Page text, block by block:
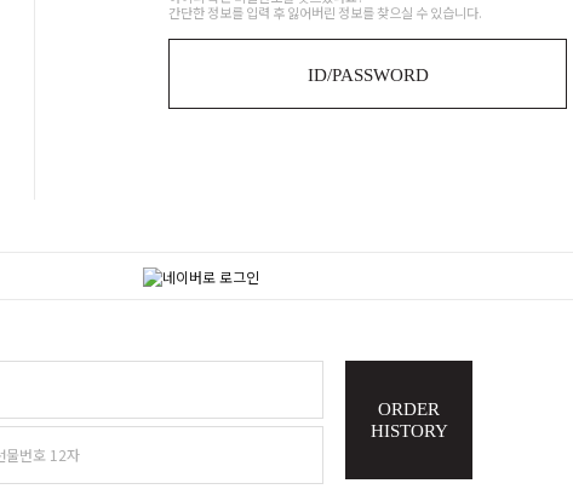
간단한 정보를 입력 후 잃어버린 정보를 찾으실 수 있습니다.
ID/PASSWORD
ORDER
HISTORY